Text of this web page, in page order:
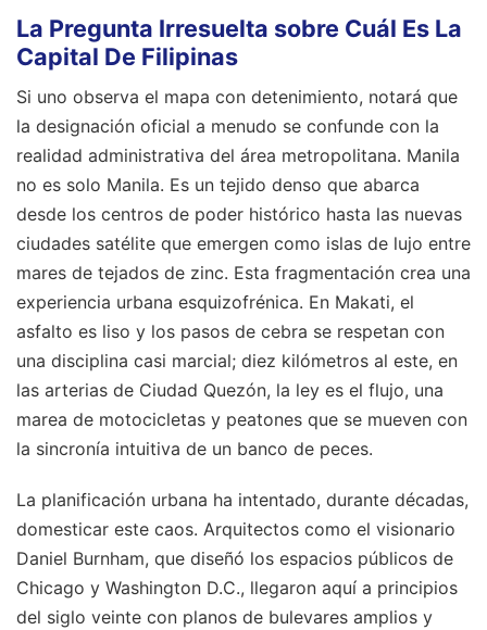
La Pregunta Irresuelta sobre Cuál Es La
Capital De Filipinas
Si uno observa el mapa con detenimiento, notará que
la designación oficial a menudo se confunde con la
realidad administrativa del área metropolitana. Manila
no es solo Manila. Es un tejido denso que abarca
desde los centros de poder histórico hasta las nuevas
ciudades satélite que emergen como islas de lujo entre
mares de tejados de zinc. Esta fragmentación crea una
experiencia urbana esquizofrénica. En Makati, el
asfalto es liso y los pasos de cebra se respetan con
una disciplina casi marcial; diez kilómetros al este, en
las arterias de Ciudad Quezón, la ley es el flujo, una
marea de motocicletas y peatones que se mueven con
la sincronía intuitiva de un banco de peces.
La planificación urbana ha intentado, durante décadas,
domesticar este caos. Arquitectos como el visionario
Daniel Burnham, que diseñó los espacios públicos de
Chicago y Washington D.C., llegaron aquí a principios
del siglo veinte con planos de bulevares amplios y